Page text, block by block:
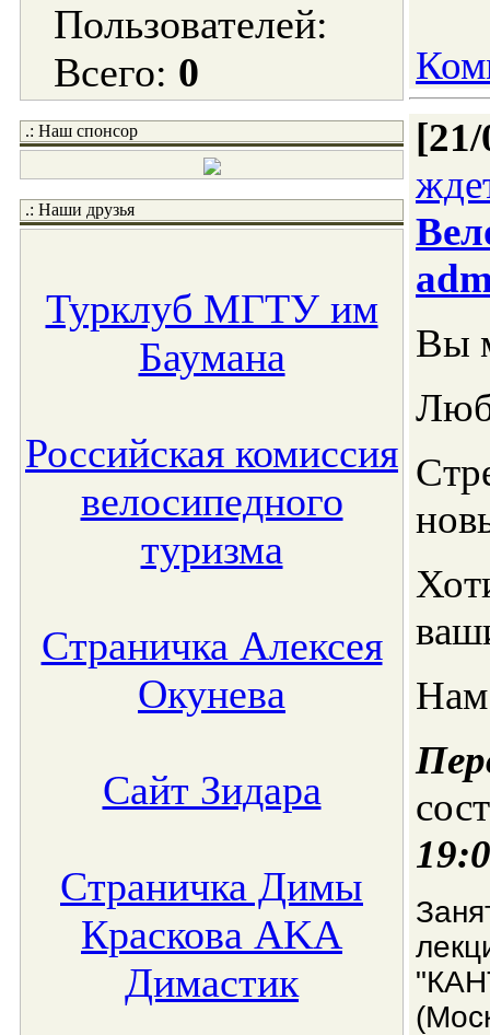
Пользователей:
Всего: 0
.: Наш спонсор
.: Наши друзья
Турклуб МГТУ им
Баумана
Российская комиссия
велосипедного
туризма
Страничка Алексея
Окунева
Сайт Зидара
Страничка Димы
Краскова AKA
Димастик
Вы